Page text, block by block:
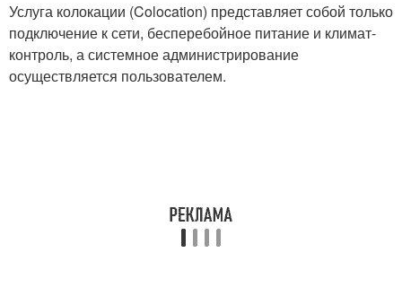
Услуга колокации (Colocation) представляет собой только
подключение к сети, бесперебойное питание и климат-
контроль, а системное администрирование
осуществляется пользователем.